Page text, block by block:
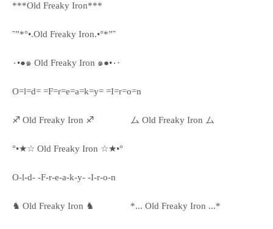
***Old Freaky Iron***
˜”*°•.Old Freaky Iron.•°*”˜
٠•●๑ Old Freaky Iron ๑●•٠·
O=l=d= =F=r=e=a=k=y= =I=r=o=n
♐ Old Freaky Iron ♐ ム Old Freaky Iron ム
°•★☆ Old Freaky Iron ☆★•°
O-l-d- -F-r-e-a-k-y- -I-r-o-n
♞ Old Freaky Iron ♞ *... Old Freaky Iron ...*